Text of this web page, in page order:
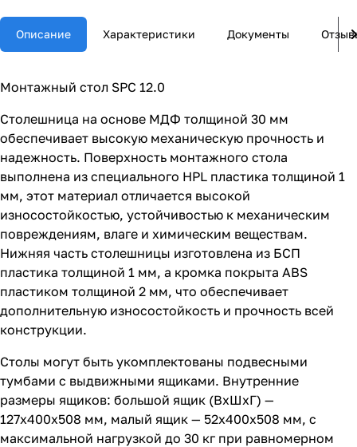
Описание Характеристики Документы
Монтажный стол SPC 12.0
Столешница на основе МДФ толщиной 30 мм
обеспечивает высокую механическую прочность и
надежность. Поверхность монтажного стола
выполнена из специального HPL пластика толщиной 1
мм, этот материал отличается высокой
износостойкостью, устойчивостью к механическим
повреждениям, влаге и химическим веществам.
Нижняя часть столешницы изготовлена из БСП
пластика толщиной 1 мм, а кромка покрыта ABS
пластиком толщиной 2 мм, что обеспечивает
дополнительную износостойкость и прочность всей
конструкции.
Столы могут быть укомплектованы подвесными
тумбами с выдвижными ящиками. Внутренние
размеры ящиков: большой ящик (ВхШхГ) —
127х400х508 мм, малый ящик — 52х400х508 мм, с
максимальной нагрузкой до 30 кг при равномерном